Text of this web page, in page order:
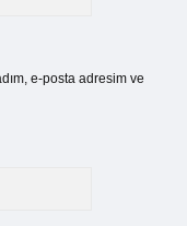
e-posta adresim ve